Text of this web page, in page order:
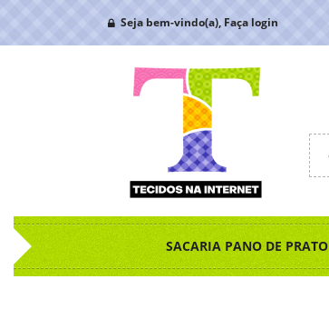
Seja bem-vindo(a), Faça login
SACARIA PANO DE PRATO